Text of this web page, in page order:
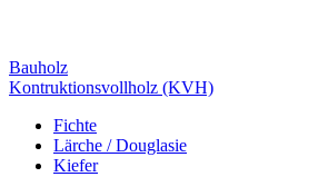
Bauholz
Kontruktionsvollholz (KVH)
Fichte
Lärche / Douglasie
Kiefer